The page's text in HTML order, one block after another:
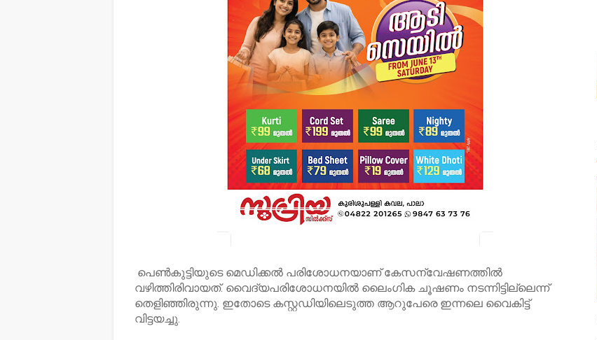
പെൺകുട്ടിയുടെ മെഡിക്കൽ പരിശോധനയാണ് കേസന്വേഷണത്തിൽ
വഴിത്തിരിവായത്. വൈദ്യപരിശോധനയിൽ ലൈംഗിക ചൂഷണം നടന്നിട്ടില്ലെന്ന്
തെളിഞ്ഞിരുന്നു. ഇതോടെ കസ്റ്റഡിയിലെടുത്ത ആറുപേരെ ഇന്നലെ വൈകിട്ട്
വിട്ടയച്ചു.